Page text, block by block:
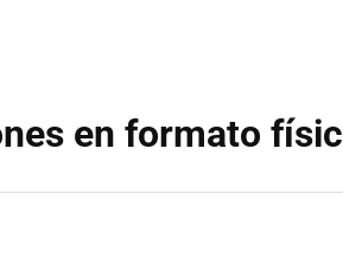
en formato